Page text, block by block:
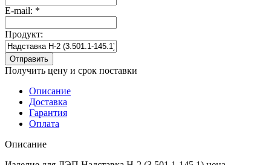
E-mail: *
Продукт:
Отправить
Получить цену и срок поставки
Описание
Доставка
Гарантия
Оплата
Описание